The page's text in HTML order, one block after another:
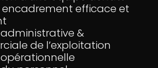
efficace et
&
de l’exploitation